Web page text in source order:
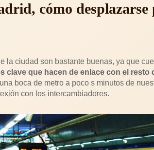
cómo desplazarse
la ciudad son bastante buenas, ya que
clave que hacen de enlace con el resto
boca de metro a poco s minutos de
con los intercambiadores.